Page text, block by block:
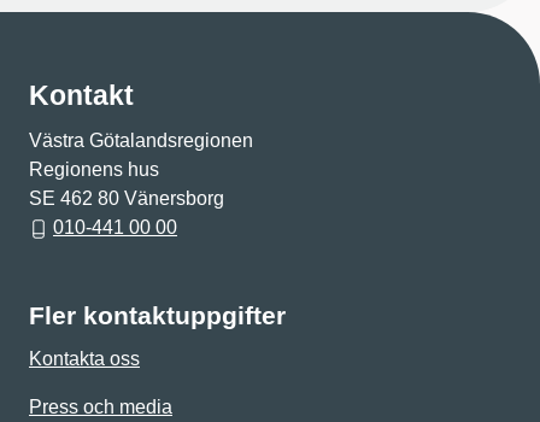
Kontakt
Västra Götalandsregionen
Regionens hus
SE 462 80 Vänersborg
010-441 00 00
Fler kontaktuppgifter
Kontakta oss
Press och media